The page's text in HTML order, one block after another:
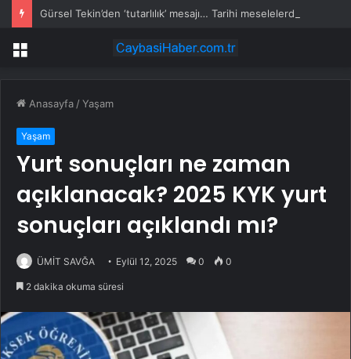
Menü
Anasayfa /Yaşam
Yaşam
Yurt sonuçları ne zaman
açıklanacak? 2025 KYK yurt
sonuçları açıklandı mı?
ÜMİT SAVĞA Eylül 12, 2025 0 0
2 dakika okuma süresi